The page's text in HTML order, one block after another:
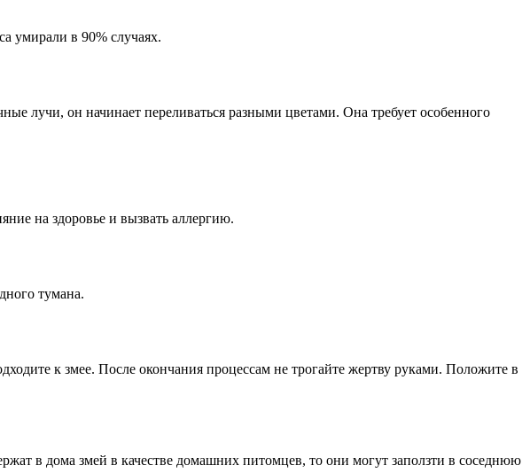
умирали в 90% случаях.
лучи, он начинает переливаться разными цветами. Она требует особенного
на здоровье и вызвать аллергию.
тумана.
к змее. После окончания процессам не трогайте жертву руками. Положите в
в дома змей в качестве домашних питомцев, то они могут заползти в соседнюю